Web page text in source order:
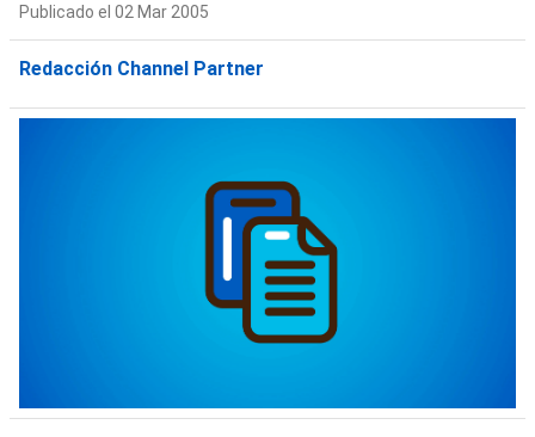
Publicado el 02 Mar 2005
Redacción Channel Partner